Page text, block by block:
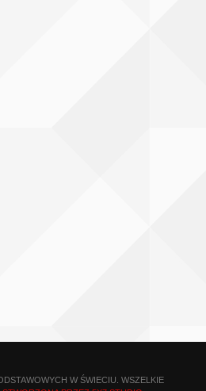
W ŚWIECIU. WSZELKIE